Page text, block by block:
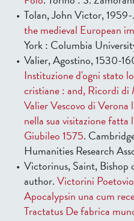
Tolan, John Victor, 1959-.
the medieval European
York : Columbia
Valier, Agostino, 1530-
Instituzione d'ogni stato
cristiane : and, Ricordi
Valier Vescovo di Verona
nella sua visitazione fatta
Giubileo 1575.
Humanities Research
Victorinus, Saint,
author.Victorini
Apocalypsin una cum
Tractatus De fabrica